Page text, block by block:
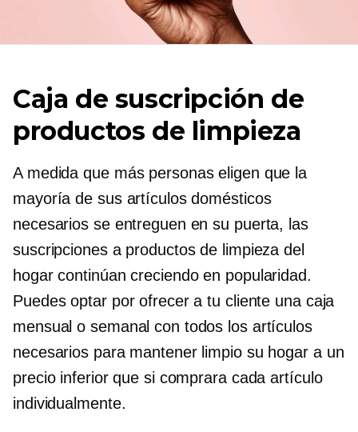
Caja de suscripción de
productos de limpieza
A medida que más personas eligen que la
mayoría de sus artículos domésticos
necesarios se entreguen en su puerta, las
suscripciones a productos de limpieza del
hogar continúan creciendo en popularidad.
Puedes optar por ofrecer a tu cliente una caja
mensual o semanal con todos los artículos
necesarios para mantener limpio su hogar a un
precio inferior que si comprara cada artículo
individualmente.